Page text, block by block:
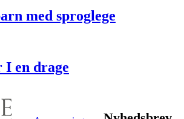
med sproglege
I en drage